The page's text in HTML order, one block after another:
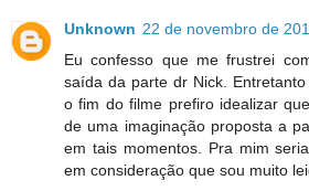
Unknown 22 de novembro de
Eu confesso que me frustrei
saída da parte dr Nick.
o fim do filme prefiro idealizar
de uma imaginação proposta a
em tais momentos. Pra mim
em consideração que sou muito